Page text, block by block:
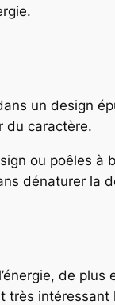
un design
du caractère.
ou poêles à
dénaturer la
de plus
intéressant